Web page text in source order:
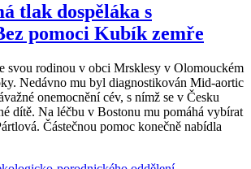
tlak dospěláka s
pomoci Kubík zemře
svou rodinou v obci Mrsklesy v Olomouckém
Nedávno mu byl diagnostikován Mid-aortic
onemocnění cév, s nímž se v Česku
dítě. Na léčbu v Bostonu mu pomáhá vybírat
Částečnou pomoc konečně nabídla